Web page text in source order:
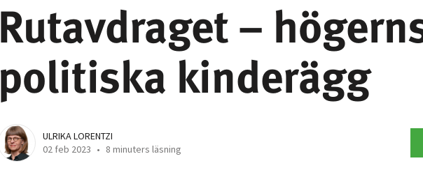
Rutavdraget –
politiska kinderägg
ULRIKA LORENTZI
02 feb 2023 • 8 minuters läsning